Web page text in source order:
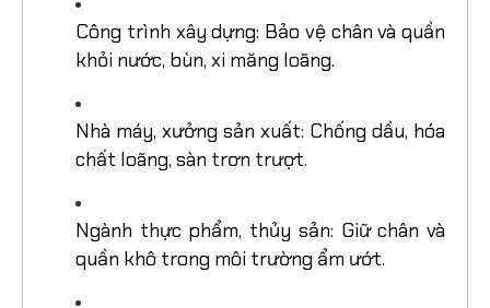
Công trình xây dựng: Bảo vệ chân và quần
khỏi nước, bùn, xi măng loãng.
Nhà máy, xưởng sản xuất: Chống dầu, hóa
chất loãng, sàn trơn trượt.
Ngành thực phẩm, thủy sản: Giữ chân và
quần khô trong môi trường ẩm ướt.